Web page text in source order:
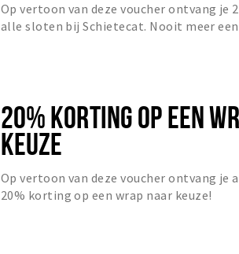
Op vertoon van deze voucher ontvang je
alle sloten bij Schietecat. Nooit meer
20% KORTING OP EEN
KEUZE
Op vertoon van deze voucher ontvang je
20% korting op een wrap naar keuze!